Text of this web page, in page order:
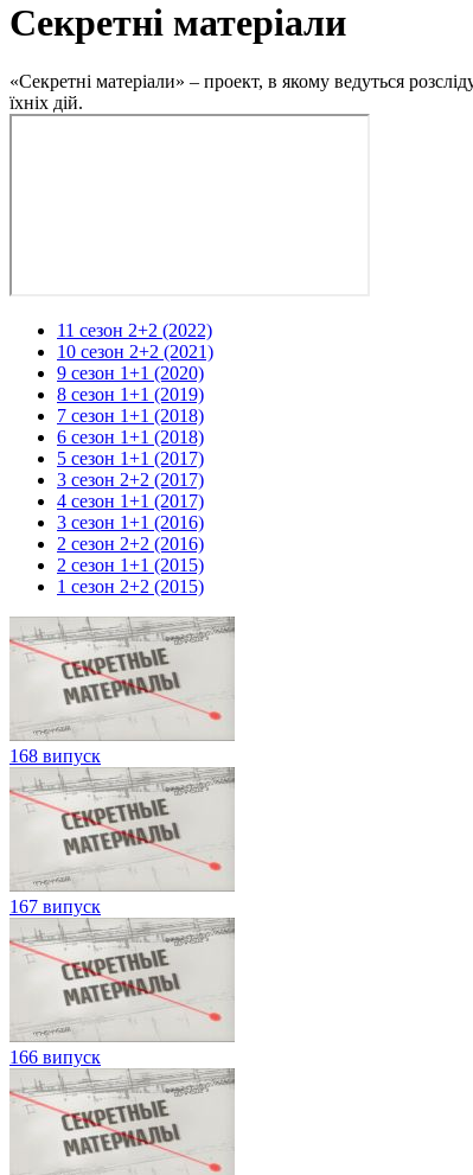
Секретні матеріали
«Секретні матеріали» – проект, в якому ведуться
їхніх дій.
11 сезон 2+2 (2022)
10 сезон 2+2 (2021)
9 сезон 1+1 (2020)
8 сезон 1+1 (2019)
7 сезон 1+1 (2018)
6 сезон 1+1 (2018)
5 сезон 1+1 (2017)
3 сезон 2+2 (2017)
4 сезон 1+1 (2017)
3 сезон 1+1 (2016)
2 сезон 2+2 (2016)
2 сезон 1+1 (2015)
1 сезон 2+2 (2015)
168 випуск
167 випуск
166 випуск